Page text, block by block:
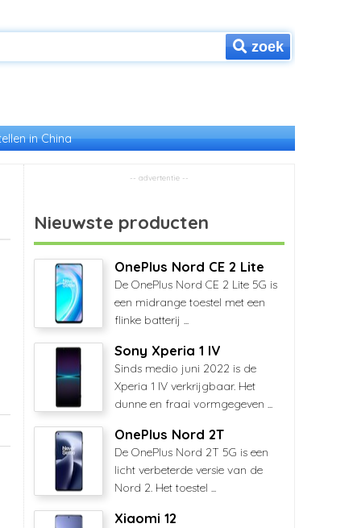
zoek
in China
Nieuwste producten
OnePlus Nord CE 2 Lite
De OnePlus Nord CE 2 Lite 5G is
een midrange toestel met een
flinke batterij ...
Sony Xperia 1 IV
Sinds medio juni 2022 is de
Xperia 1 IV verkrijgbaar. Het
dunne en fraai vormgegeven ...
OnePlus Nord 2T
De OnePlus Nord 2T 5G is een
licht verbeterde versie van de
Nord 2. Het toestel ...
Xiaomi 12